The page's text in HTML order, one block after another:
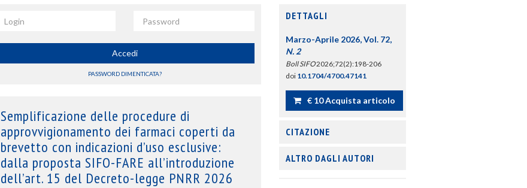
Accedi
PASSWORD DIMENTICATA?
Semplificazione delle procedure di
approvvigionamento dei farmaci coperti da
brevetto con indicazioni d’uso esclusive:
dalla proposta SIFO-FARE all’introduzione
dell’art. 15 del Decreto-legge PNRR 2026
DETTAGLI
Marzo-Aprile 2026, Vol. 72,
N. 2
Boll SIFO2026;72(2):198-206
doi 10.1704/4700.47141
€ 10 Acquista articolo
CITAZIONE
ALTRO DAGLI AUTORI